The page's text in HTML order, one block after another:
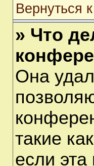
Вернуться
» Что
Она
такие
если